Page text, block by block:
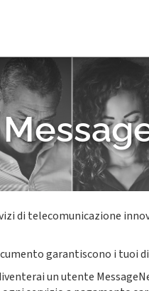
di telecomunicazione
garantiscono i
un utente